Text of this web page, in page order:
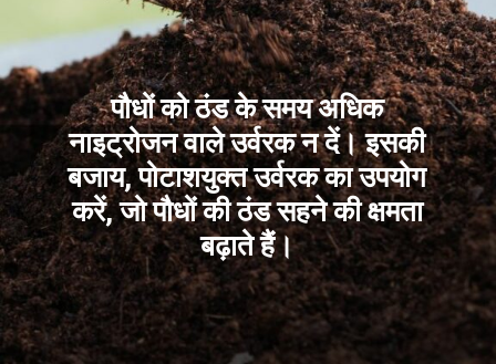
पौधों को ठंड के समय अधिक
नाइट्रोजन वाले उर्वरक न दें। इसकी
बजाय, पोटाशयुक्त उर्वरक का उपयोग
करें, जो पौधों की ठंड सहने की क्षमता
बढ़ाते हैं।